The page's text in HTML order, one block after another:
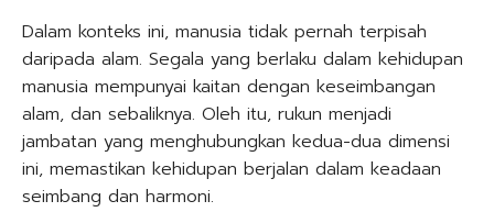
Dalam konteks ini, manusia tidak pernah terpisah
daripada alam. Segala yang berlaku dalam kehidupan
manusia mempunyai kaitan dengan keseimbangan
alam, dan sebaliknya. Oleh itu, rukun menjadi
jambatan yang menghubungkan kedua-dua dimensi
ini, memastikan kehidupan berjalan dalam keadaan
seimbang dan harmoni.